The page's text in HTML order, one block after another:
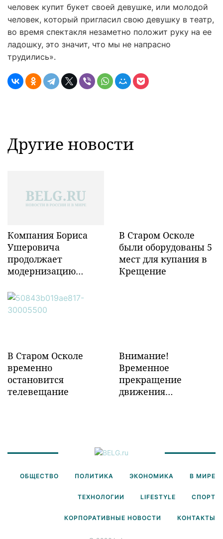
человек купит букет своей девушке, или молодой
человек, который пригласил свою девушку в театр,
во время спектакля незаметно положит руку на ее
ладошку, это значит, что мы не напрасно
трудились».
Другие новости
Компания Бориса
Ушеровича
продолжает
модернизацию
инфраструктуры в
Забайкалье
В Старом Осколе
были оборудованы 5
мест для купания в
Крещение
В Старом Осколе
временно
остановится
телевещание
Внимание!
Временное
прекращение
движения
ОБЩЕСТВО ПОЛИТИКА ЭКОНОМИКА В МИРЕ
ТЕХНОЛОГИИ LIFESTYLE СПОРТ
КОРПОРАТИВНЫЕ НОВОСТИ КОНТАКТЫ